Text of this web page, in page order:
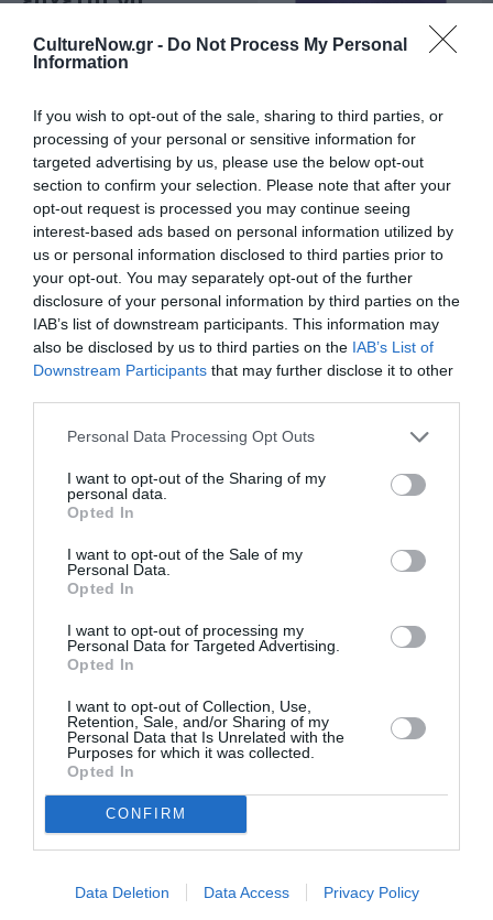
CultureNow.gr - Do Not Process My Personal
Information
If you wish to opt-out of the sale, sharing to third parties, or
processing of your personal or sensitive information for
targeted advertising by us, please use the below opt-out
section to confirm your selection. Please note that after your
opt-out request is processed you may continue seeing
interest-based ads based on personal information utilized by
us or personal information disclosed to third parties prior to
your opt-out. You may separately opt-out of the further
disclosure of your personal information by third parties on the
IAB’s list of downstream participants. This information may
also be disclosed by us to third parties on the IAB’s List of
Downstream Participants that may further disclose it to other
Personal Data Processing Opt Outs
I want to opt-out of the Sharing of my
personal data.
Opted In
I want to opt-out of the Sale of my
Personal Data.
Opted In
I want to opt-out of processing my
Personal Data for Targeted Advertising.
Opted In
I want to opt-out of Collection, Use,
Retention, Sale, and/or Sharing of my
Personal Data that Is Unrelated with the
Purposes for which it was collected.
Opted In
CONFIRM
Data Deletion Data Access Privacy Policy
ένα κλασικό
φιλμ του Ακίρα
Οι
απαρηγόρητοι:
Το βιβλίο του
Καζούο Ισιγκούρο
από τις εκδόσεις
Ψυχογιός
ΒΙΒΛΙΟ / REVIEWS
μιας μέρας»: Η
ιστορία ενός
μπάτλερ
ΣΙΝΕΜΑ / ΝΕΑ
Τα απομεινάρια
μιας μέρας, του
Τζέιμς Άιβορι
στο Εθνικό
Αρχαιολογικό
Μουσείο
Μη μ’ αφήσεις
ποτέ – Καζούο
Ισιγκούρο
ΒΙΒΛΙΟ / ΝΕΕΣ ΕΚΔΟΣΕΙΣ